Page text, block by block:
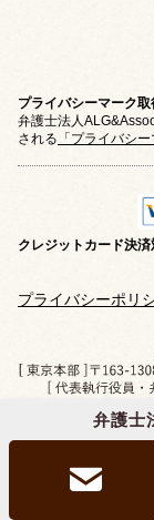
弁護士
プライバシーマーク取
弁護士法人
される 「プライバシー
クレジットカード決済
プライバシーポリ
弁護士法